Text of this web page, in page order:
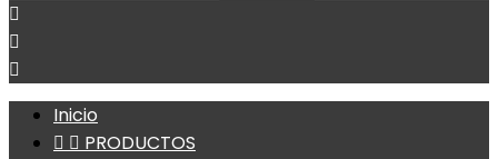



Inicio
  PRODUCTOS